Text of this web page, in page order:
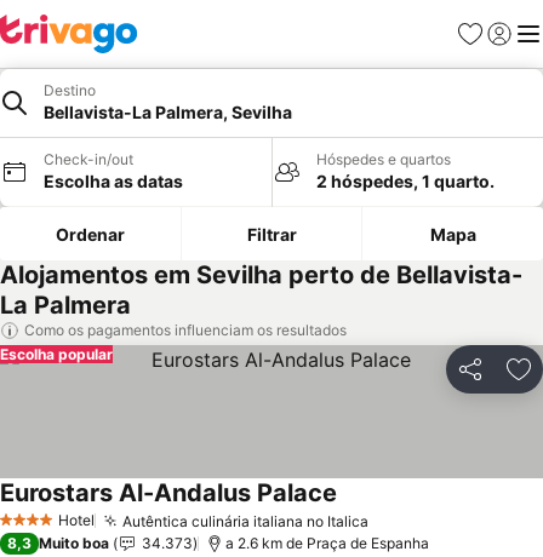
Favoritos
Iniciar
Destino
Bellavista-La Palmera, Sevilha
Check-in/out
Escolha as datas
Hóspedes e quartos
2 hóspedes, 1 quarto.
Ordenar Filtrar Mapa
Alojamentos em Sevilha perto de Bellavista-
La Palmera
Como os pagamentos influenciam os resultados
Partilhar
Escolha popular
4 EstrelasHotel Autêntica culinária italiana no Italica
Eurostars Al-Andalus Palace
8,3 Muito boa 34.373 a 2.6 km de Praça de Espanha